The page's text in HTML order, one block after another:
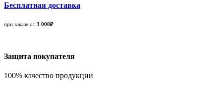
Бесплатная доставка
при заказе от 3 000₽
Защита покупателя
100% качество продукции